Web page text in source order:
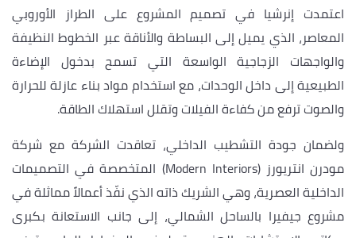
اعتمدت إنرشيا في تصميم المشروع على الطراز الأوروبي
المعاصر، الذي يميل إلى البساطة والأناقة عبر الخطوط النظيفة
والواجهات الزجاجية الواسعة التي تسمح بدخول الإضاءة
الطبيعية إلى داخل الوحدات، مع استخدام مواد بناء عازلة للحرارة
والصوت ترفع من كفاءة الفيلات وتقلل استهلاك الطاقة.
ولضمان جودة التشطيب الداخلي، تعاقدت الشركة مع شركة
مودرن انتريورز (Modern Interiors) المتخصصة في التصميمات
الداخلية العصرية، وهي الشريك ذاته الذي نفّذ أعمالاً مماثلة في
مشروع جيفيرا بالساحل الشمالي، إلى جانب الاستعانة بكبرى